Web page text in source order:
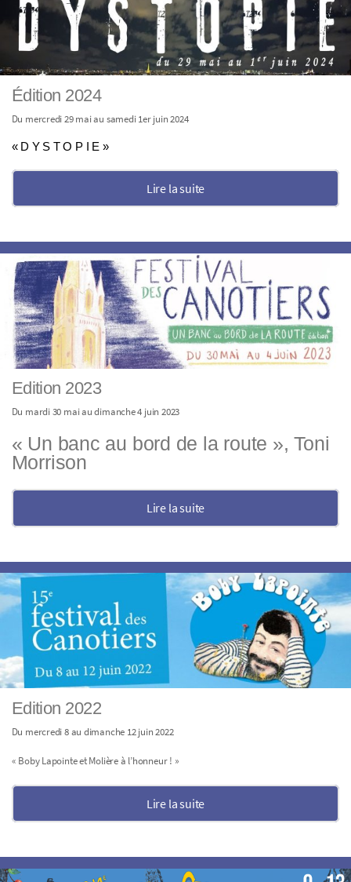
Édition 2024
Du mercredi 29 mai au samedi 1er juin 2024
« D Y S T O P I E »
Lire la suite
Edition 2023
Du mardi 30 mai au dimanche 4 juin 2023
« Un banc au bord de la route », Toni
Morrison
Lire la suite
Edition 2022
Du mercredi 8 au dimanche 12 juin 2022
« Boby Lapointe et Molière à l’honneur ! »
Lire la suite